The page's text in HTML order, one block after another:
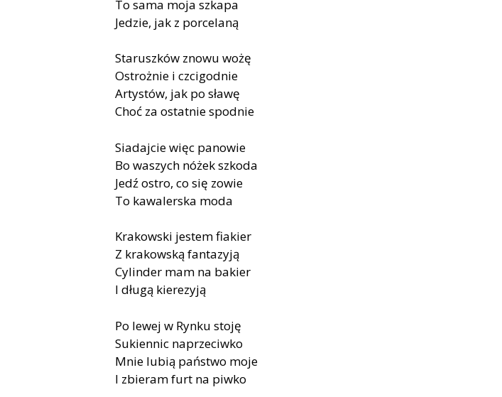
To sama moja szkapa
Jedzie, jak z porcelaną
Staruszków znowu wożę
Ostrożnie i czcigodnie
Artystów, jak po sławę
Choć za ostatnie spodnie
Siadajcie więc panowie
Bo waszych nóżek szkoda
Jedź ostro, co się zowie
To kawalerska moda
Krakowski jestem fiakier
Z krakowską fantazyją
Cylinder mam na bakier
I długą kierezyją
Po lewej w Rynku stoję
Sukiennic naprzeciwko
Mnie lubią państwo moje
I zbieram furt na piwko